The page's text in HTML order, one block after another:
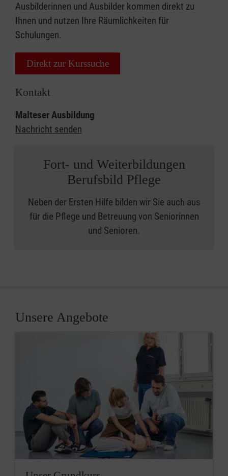
Ausbilderinnen und Ausbilder kommen direkt zu
Ihnen und nutzen Ihre Räumlichkeiten für
Schulungen.
Direkt zur Kurssuche
Kontakt
Malteser Ausbildung
Nachricht senden
Fort- und Weiterbildungen
Berufsbild Pflege
Neben der Ersten Hilfe bilden wir Sie auch aus
für die Pflege und Betreuung von Seniorinnen
und Senioren.
Unsere Angebote